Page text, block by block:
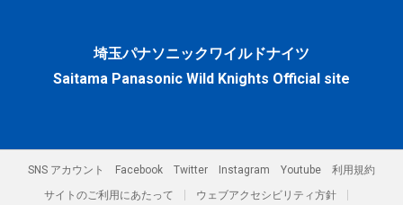
埼玉パナソニックワイルドナイツ
Saitama Panasonic Wild Knights Official site
SNS アカウント Facebook Twitter Instagram Youtube
利用規約
サイトのご利用にあたって
ウェブアクセシビリティ方針